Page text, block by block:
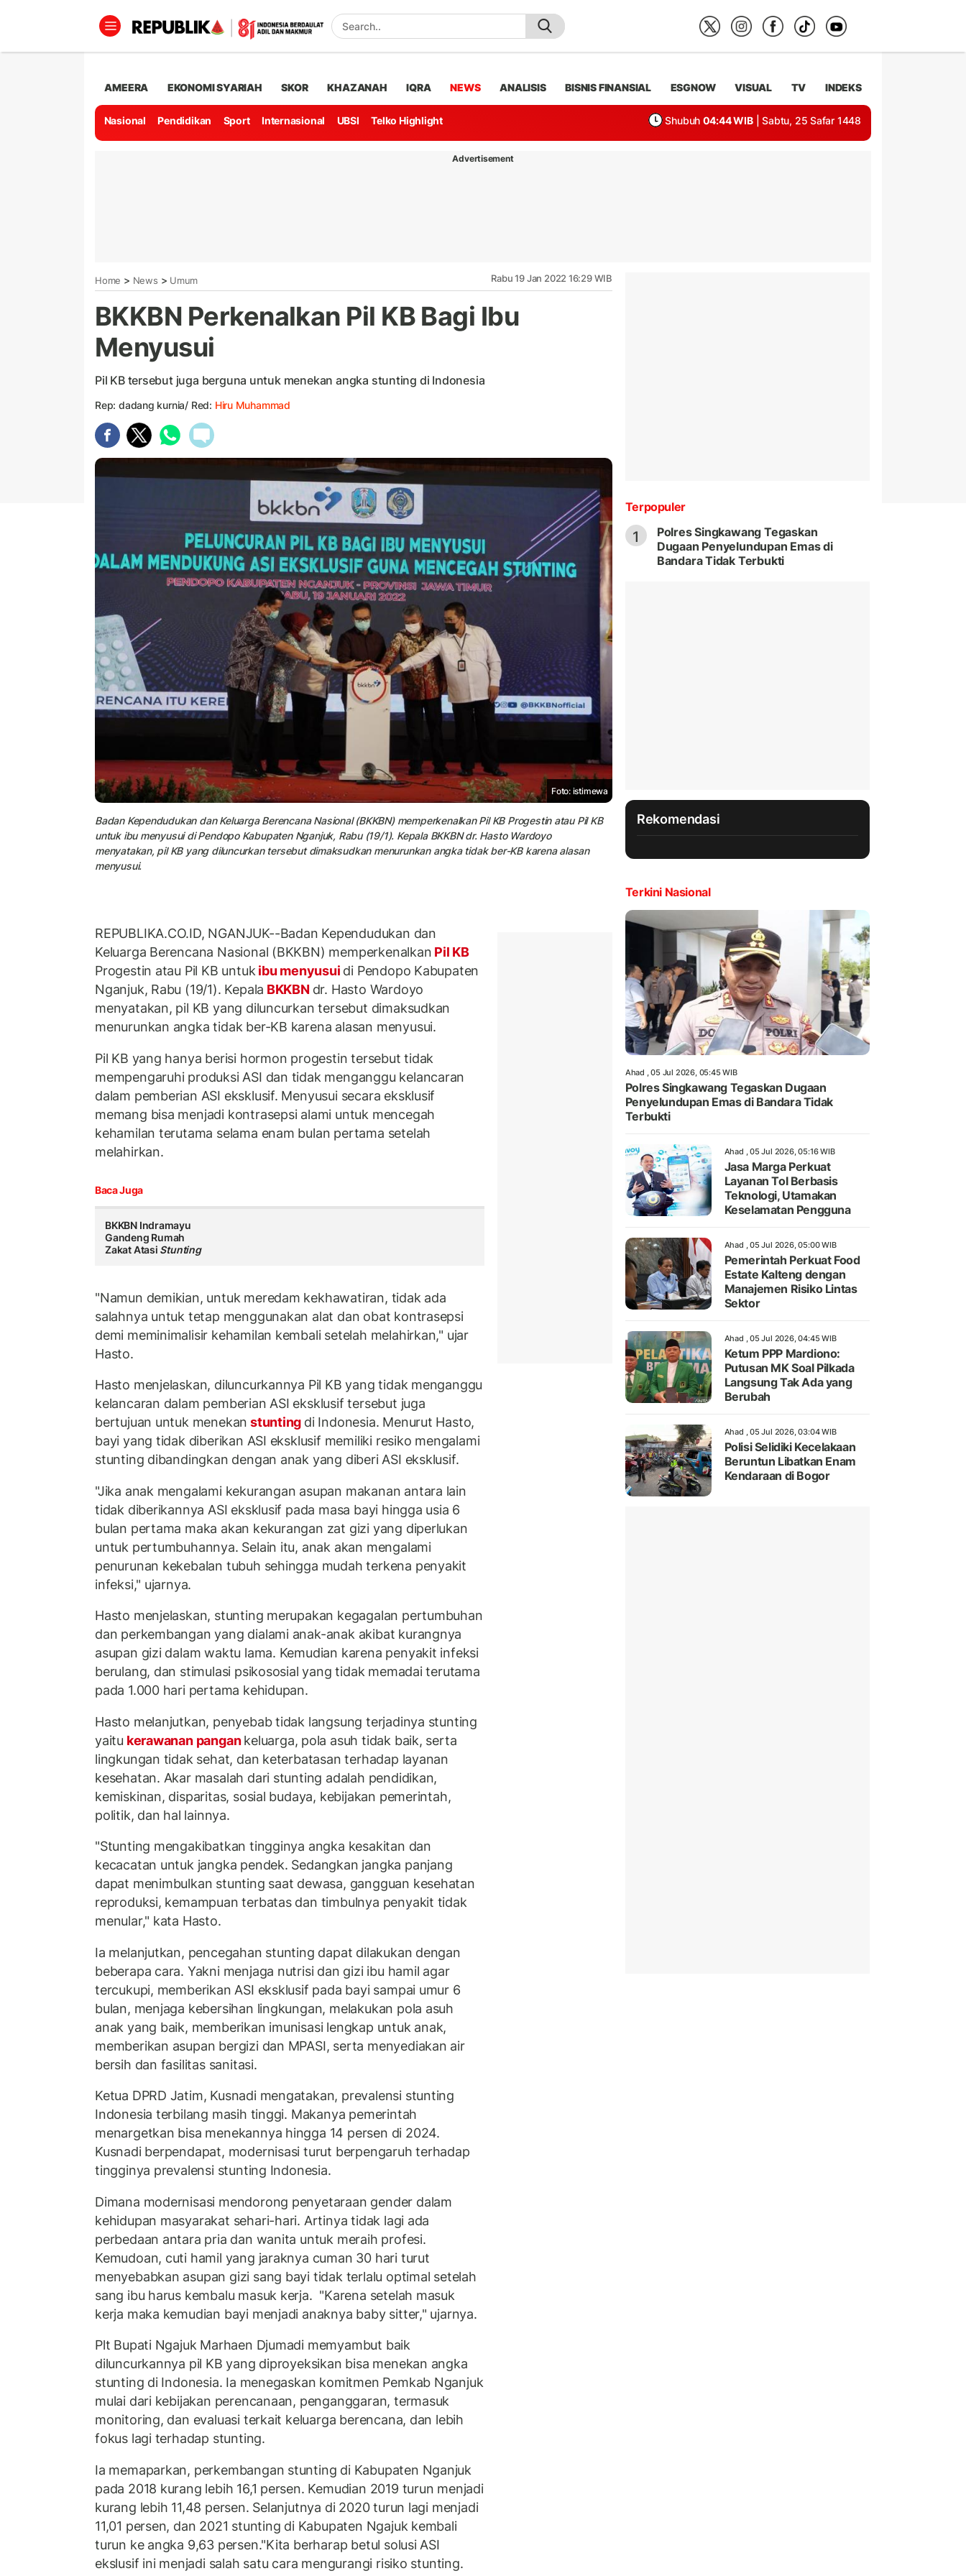
AMEERA EKONOMI SYARIAH SKOR KHAZANAH IQRA NEWS ANALISIS BISNIS FINANSIAL ESGNOW VISUAL TV INDEKS
Nasional Pendidikan Sport Internasional UBSI Telko Highlight Shubuh 04:44 WIB | Sabtu, 25 Safar 1448
Advertisement
Home > News > Umum Rabu 19 Jan 2022 16:29 WIB
BKKBN Perkenalkan Pil KB Bagi Ibu
Menyusui
Pil KB tersebut juga berguna untuk menekan angka stunting di Indonesia
Rep: dadang kurnia/ Red: Hiru Muhammad
Foto: istimewa
Badan Kependudukan dan Keluarga Berencana Nasional (BKKBN) memperkenalkan Pil KB Progestin atau Pil KB
untuk ibu menyusui di Pendopo Kabupaten Nganjuk, Rabu (19/1). Kepala BKKBN dr. Hasto Wardoyo
menyatakan, pil KB yang diluncurkan tersebut dimaksudkan menurunkan angka tidak ber-KB karena alasan
menyusui.
REPUBLIKA.CO.ID, NGANJUK--Badan Kependudukan dan
Keluarga Berencana Nasional (BKKBN) memperkenalkan Pil KB
Progestin atau Pil KB untukibu menyusui di Pendopo Kabupaten
Nganjuk, Rabu (19/1). Kepala BKKBN dr. Hasto Wardoyo
menyatakan, pil KB yang diluncurkan tersebut dimaksudkan
menurunkan angka tidak ber-KB karena alasan menyusui.
Pil KB yang hanya berisi hormon progestin tersebut tidak
mempengaruhi produksi ASI dan tidak menganggu kelancaran
dalam pemberian ASI eksklusif. Menyusui secara eksklusif
memang bisa menjadi kontrasepsi alami untuk mencegah
kehamilan terutama selama enam bulan pertama setelah
melahirkan.
Baca Juga
BKKBN Indramayu
Gandeng Rumah
Zakat Atasi Stunting
"Namun demikian, untuk meredam kekhawatiran, tidak ada
salahnya untuk tetap menggunakan alat dan obat kontrasepsi
demi meminimalisir kehamilan kembali setelah melahirkan," ujar
Hasto.
Hasto menjelaskan, diluncurkannya Pil KB yang tidak menganggu
kelancaran dalam pemberian ASI eksklusif tersebut juga
bertujuan untuk menekan stunting di Indonesia. Menurut Hasto,
bayi yang tidak diberikan ASI eksklusif memiliki resiko mengalami
stunting dibandingkan dengan anak yang diberi ASI eksklusif.
"Jika anak mengalami kekurangan asupan makanan antara lain
tidak diberikannya ASI eksklusif pada masa bayi hingga usia 6
bulan pertama maka akan kekurangan zat gizi yang diperlukan
untuk pertumbuhannya. Selain itu, anak akan mengalami
penurunan kekebalan tubuh sehingga mudah terkena penyakit
infeksi," ujarnya.
Hasto menjelaskan, stunting merupakan kegagalan pertumbuhan
dan perkembangan yang dialami anak-anak akibat kurangnya
asupan gizi dalam waktu lama. Kemudian karena penyakit infeksi
berulang, dan stimulasi psikososial yang tidak memadai terutama
pada 1.000 hari pertama kehidupan.
Hasto melanjutkan, penyebab tidak langsung terjadinya stunting
yaitu kerawanan pangankeluarga, pola asuh tidak baik, serta
lingkungan tidak sehat, dan keterbatasan terhadap layanan
kesehatan. Akar masalah dari stunting adalah pendidikan,
kemiskinan, disparitas, sosial budaya, kebijakan pemerintah,
politik, dan hal lainnya.
"Stunting mengakibatkan tingginya angka kesakitan dan
kecacatan untuk jangka pendek. Sedangkan jangka panjang
dapat menimbulkan stunting saat dewasa, gangguan kesehatan
reproduksi, kemampuan terbatas dan timbulnya penyakit tidak
menular," kata Hasto.
Ia melanjutkan, pencegahan stunting dapat dilakukan dengan
beberapa cara. Yakni menjaga nutrisi dan gizi ibu hamil agar
tercukupi, memberikan ASI eksklusif pada bayi sampai umur 6
bulan, menjaga kebersihan lingkungan, melakukan pola asuh
anak yang baik, memberikan imunisasi lengkap untuk anak,
memberikan asupan bergizi dan MPASI, serta menyediakan air
bersih dan fasilitas sanitasi.
Ketua DPRD Jatim, Kusnadi mengatakan, prevalensi stunting
Indonesia terbilang masih tinggi. Makanya pemerintah
menargetkan bisa menekannya hingga 14 persen di 2024.
Kusnadi berpendapat, modernisasi turut berpengaruh terhadap
tingginya prevalensi stunting Indonesia.
Dimana modernisasi mendorong penyetaraan gender dalam
kehidupan masyarakat sehari-hari. Artinya tidak lagi ada
perbedaan antara pria dan wanita untuk meraih profesi.
Kemudoan, cuti hamil yang jaraknya cuman 30 hari turut
menyebabkan asupan gizi sang bayi tidak terlalu optimal setelah
sang ibu harus kembalu masuk kerja. "Karena setelah masuk
kerja maka kemudian bayi menjadi anaknya baby sitter," ujarnya.
Plt Bupati Ngajuk Marhaen Djumadi memyambut baik
diluncurkannya pil KB yang diproyeksikan bisa menekan angka
stunting di Indonesia. Ia menegaskan komitmen Pemkab Nganjuk
mulai dari kebijakan perencanaan, penganggaran, termasuk
monitoring, dan evaluasi terkait keluarga berencana, dan lebih
fokus lagi terhadap stunting.
Ia memaparkan, perkembangan stunting di Kabupaten Nganjuk
pada 2018 kurang lebih 16,1 persen. Kemudian 2019 turun menjadi
kurang lebih 11,48 persen. Selanjutnya di 2020 turun lagi menjadi
11,01 persen, dan 2021 stunting di Kabupaten Ngajuk kembali
turun ke angka 9,63 persen."Kita berharap betul solusi ASI
ekslusif ini menjadi salah satu cara mengurangi risiko stunting.
Terpopuler
1
Polres Singkawang Tegaskan
Dugaan Penyelundupan Emas di
Bandara Tidak Terbukti
Rekomendasi
Terkini Nasional
Ahad , 05 Jul 2026, 05:45 WIB
Polres Singkawang Tegaskan Dugaan
Penyelundupan Emas di Bandara Tidak
Terbukti
Ahad , 05 Jul 2026, 05:16 WIB
Jasa Marga Perkuat
Layanan Tol Berbasis
Teknologi, Utamakan
Keselamatan Pengguna
Ahad , 05 Jul 2026, 05:00 WIB
Pemerintah Perkuat Food
Estate Kalteng dengan
Manajemen Risiko Lintas
Sektor
Ahad , 05 Jul 2026, 04:45 WIB
Ketum PPP Mardiono:
Putusan MK Soal Pilkada
Langsung Tak Ada yang
Berubah
Ahad , 05 Jul 2026, 03:04 WIB
Polisi Selidiki Kecelakaan
Beruntun Libatkan Enam
Kendaraan di Bogor